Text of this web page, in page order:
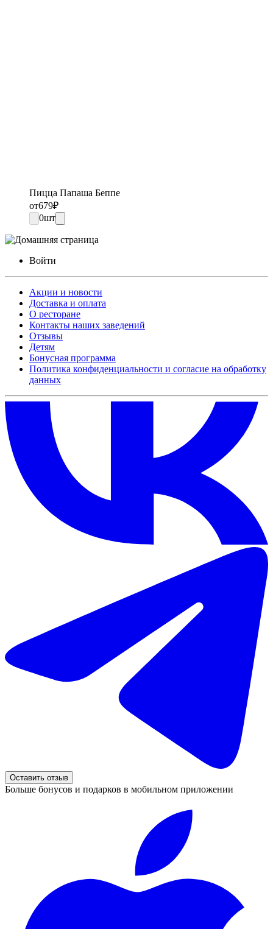
Пицца Папаша Беппе
от679₽
0шт
Войти
Акции и новости
Доставка и оплата
О ресторане
Контакты наших заведений
Отзывы
Детям
Бонусная программа
Политика конфиденциальности и согласие на обработку
данных
Оставить отзыв
Больше бонусов и подарков в мобильном приложении